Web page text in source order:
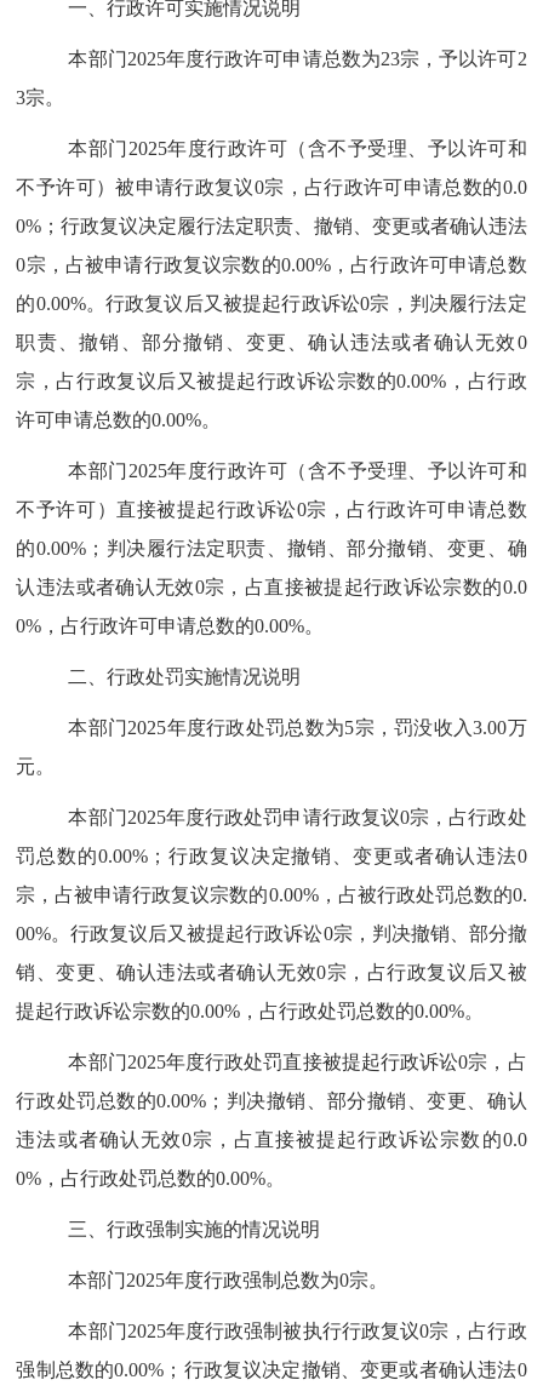
一、行政许可实施情况说明
本部门2025年度行政许可申请总数为23宗，予以许可2
3宗。
本部门 2025年度行政许可（含不予受理、予以许可和
不予许可）被申请行政复议0宗，占行政许可申请总数的0.0
0% ；行政复议决定履行法定职责、撤销、变更或者确认违法
0宗，占被申请行政复议宗数的0.00%，占行政许可申请总数
的0.00%。行政复议后又被提起行政诉讼0宗，判决履行法定
职责、撤销、部分撤销、变更、确认违法或者确认无效0
宗，占行政复议后又被提起行政诉讼宗数的0.00% ，占行政
许可申请总数的0.00%。
本部门 2025年度行政许可（含不予受理、予以许可和
不予许可）直接被提起行政诉讼0宗，占行政许可申请总数
的0.00% ；判决履行法定职责、撤销、部分撤销、变更、确
认违法或者确认无效0宗，占直接被提起行政诉讼宗数的0.0
0% ，占行政许可申请总数的0.00%。
二、行政处罚实施情况说明
本部门2025年度行政处罚总数为5宗，罚没收入3.00万
元。
本部门2025年度行政处罚申请行政复议0宗，占行政处
罚总数的0.00% ；行政复议决定撤销、变更或者确认违法0
宗，占被申请行政复议宗数的0.00%，占被行政处罚总数的0.
00%。行政复议后又被提起行政诉讼0宗，判决撤销、部分撤
销、变更、确认违法或者确认无效0宗，占行政复议后又被
提起行政诉讼宗数的0.00% ，占行政处罚总数的0.00%。
本部门2025年度行政处罚直接被提起行政诉讼0宗，占
行政处罚总数的0.00% ；判决撤销、部分撤销、变更、确认
违法或者确认无效0宗，占直接被提起行政诉讼宗数的0.0
0% ，占行政处罚总数的0.00%。
三、行政强制实施的情况说明
本部门2025年度行政强制总数为0宗。
本部门2025年度行政强制被执行行政复议0宗，占行政
强制总数的0.00% ；行政复议决定撤销、变更或者确认违法0